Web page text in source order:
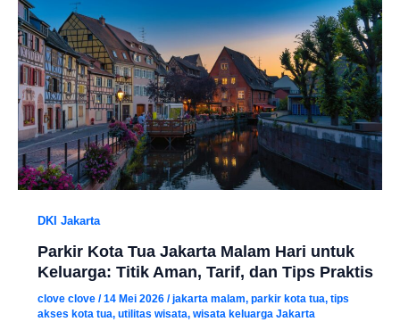
DKI Jakarta
Parkir Kota Tua Jakarta Malam Hari untuk
Keluarga: Titik Aman, Tarif, dan Tips Praktis
clove clove /14 Mei 2026 /jakarta malam, parkir kota tua, tips
akses kota tua, utilitas wisata, wisata keluarga Jakarta